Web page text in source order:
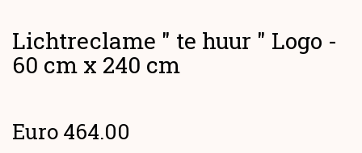
Lichtreclame " te huur " Logo -
60 cm x 240 cm
Euro 464.00